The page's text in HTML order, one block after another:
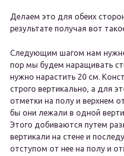
Делаем это для обеих
результате получая вот
Следующим шагом нам
пор мы будем наращивать
нужно нарастить 20 см.
строго вертикально, а для
отметки на полу и верхнем
бы они лежали в одной
Этого добиваются путем
вертикали на стене и
отступом от нее на полу и